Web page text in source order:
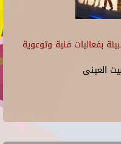
بفعاليات فنية وتوعوية
العينى